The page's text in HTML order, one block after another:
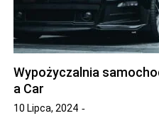
Wypożyczalnia
a Car
10 Lipca, 2024